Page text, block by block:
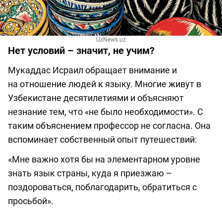
UzNews.uz
Нет условий – значит, не учим?
Мукаддас Исраил обращает внимание и
на отношение людей к языку. Многие живут в
Узбекистане десятилетиями и объясняют
незнание тем, что «не было необходимости». С
таким объяснением профессор не согласна. Она
вспоминает собственный опыт путешествий:
«Мне важно хотя бы на элементарном уровне
знать язык страны, куда я приезжаю –
поздороваться, поблагодарить, обратиться с
просьбой».